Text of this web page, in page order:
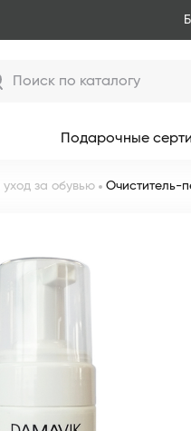
Подарочные
за обувью Очиститель-